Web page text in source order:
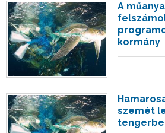
A
kormány
szemét